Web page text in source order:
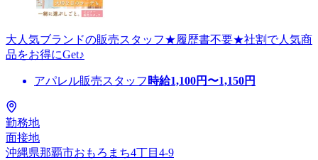
大人気ブランドの販売スタッフ★履歴書不要★社割で人気商
品をお得にGet♪
アパレル販売スタッフ 時給1,100円〜1,150円
勤務地
面接地
沖縄県那覇市おもろまち4丁目4-9